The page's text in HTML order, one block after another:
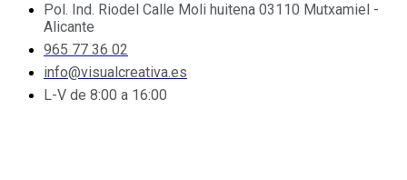
Pol. Ind. Riodel Calle Moli huitena 03110 Mutxamiel -
Alicante
965 77 36 02
info@visualcreativa.es
L-V de 8:00 a 16:00